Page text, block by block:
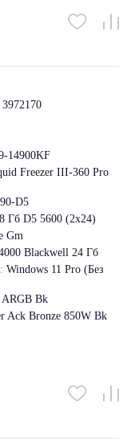
14900KF
Freezer III-360 Pro
D5
Гб D5 5600 (2х24)
Gm
Blackwell 24 Гб
Windows 11 Pro (Без
ARGB Bk
Ack Bronze 850W Bk